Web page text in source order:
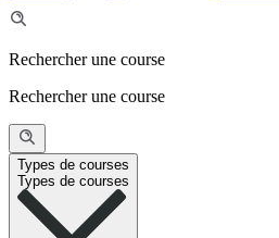
Rechercher une course
Rechercher une course
Types de courses
Types de courses